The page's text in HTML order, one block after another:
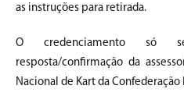
as instruções para retirada.
O credenciamento só
resposta/confirmação da
Nacional de Kart da